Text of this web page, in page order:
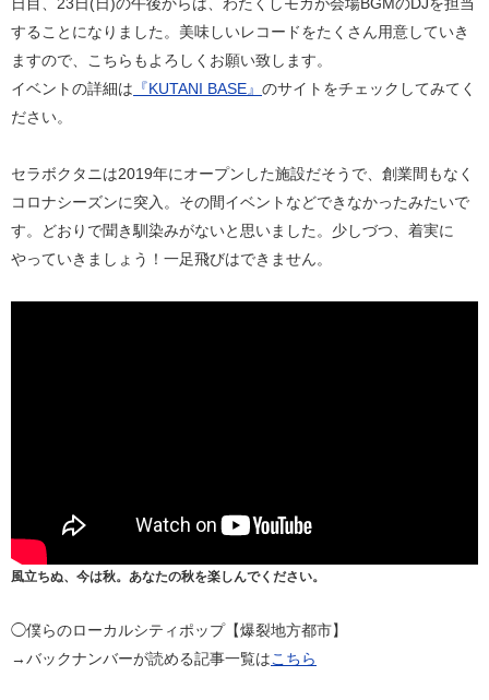
することになりました。美味しいレコードをたくさん用意していき
ますので、こちらもよろしくお願い致します。
イベントの詳細は 『KUTANI BASE』 のサイトをチェックしてみてく
ださい。
セラボクタニは2019年にオープンした施設だそうで、創業間もなく
コロナシーズンに突入。その間イベントなどできなかったみたいで
す。どおりで聞き馴染みがないと思いました。少しづつ、着実に
やっていきましょう！一足飛びはできません。
風立ちぬ、今は秋。あなたの秋を楽しんでください。
◯僕らのローカルシティポップ【爆裂地方都市】
→バックナンバーが読める記事一覧はこちら